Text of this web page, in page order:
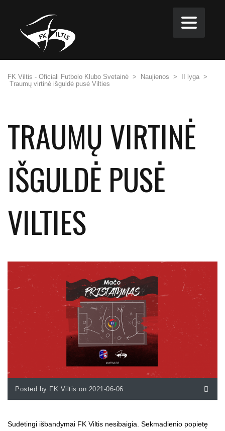
FK Viltis - Oficiali Futbolo Klubo Svetainė > Naujienos > II lyga >
Traumų virtinė išguldė pusė Vilties
TRAUMŲ VIRTINĖ
IŠGULDĖ PUSĖ
VILTIES
Posted by FK Viltis on 2021-06-06
Sudėtingi išbandymai FK Viltis nesibaigia. Sekmadienio popietę